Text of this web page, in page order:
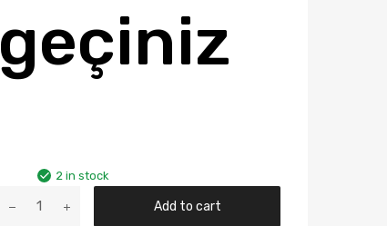
geçiniz
2 in stock
Add to cart